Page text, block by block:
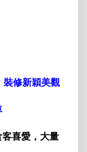
裝修新穎美觀
客喜愛，大量